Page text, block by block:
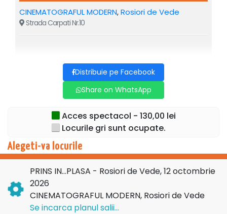
își surprinde soțul în compania unei domnișoare
misterioase… în propria casă! O serie de personaje vor
Se râde…cap-coadă!
CINEMATOGRAFUL MODERN,Rosiori de Vede
Strada Carpati Nr.10
Distribuie pe Facebook
Share on WhatsApp
Acces spectacol - 130,00 lei
Locurile gri sunt ocupate.
Alegeti-va locurile
PRINS IN...PLASA - Rosiori de Vede, 12 octombrie
2026
CINEMATOGRAFUL MODERN, Rosiori de Vede
Se incarca planul salii...